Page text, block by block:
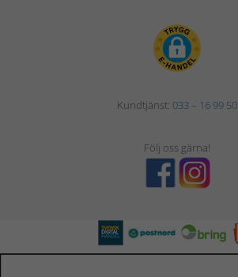
Kundtjänst: 033 – 16 99 50
Följ oss gärna!